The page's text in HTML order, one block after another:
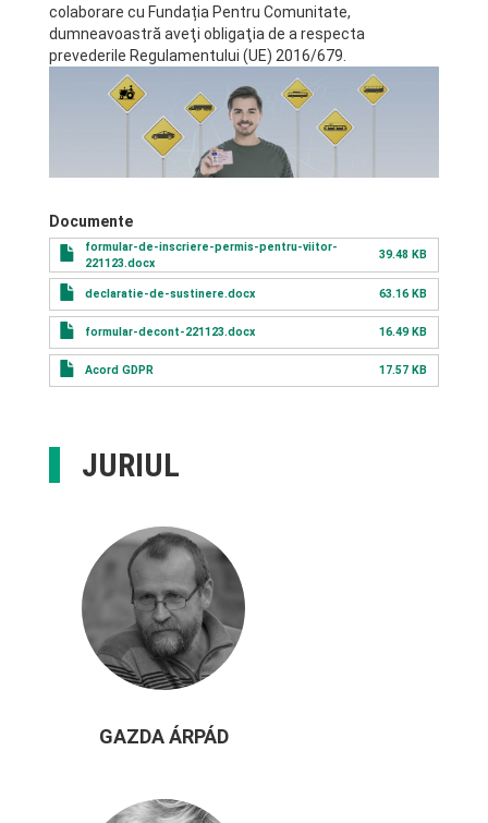
colaborare cu Fundația Pentru Comunitate,
dumneavoastră aveţi obligaţia de a respecta
prevederile Regulamentului (UE) 2016/679.
Documente
formular-de-inscriere-permis-pentru-viitor-
221123.docx
39.48 KB
declaratie-de-sustinere.docx 63.16 KB
formular-decont-221123.docx 16.49 KB
Acord GDPR 17.57 KB
JURIUL
GAZDA ÁRPÁD